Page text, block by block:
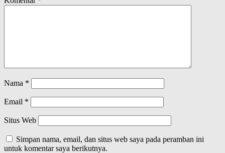
Nama *
Email *
Situs Web
Simpan nama, email, dan situs web saya pada peramban ini
untuk komentar saya berikutnya.